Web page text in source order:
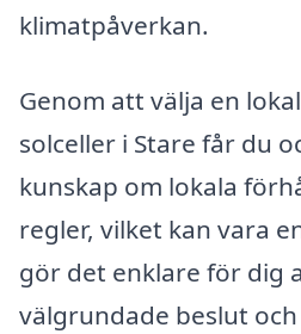
klimatpåverkan.
Genom att välja en
solceller i Stare får du
kunskap om lokala
regler, vilket kan vara
gör det enklare för dig
välgrundade beslut